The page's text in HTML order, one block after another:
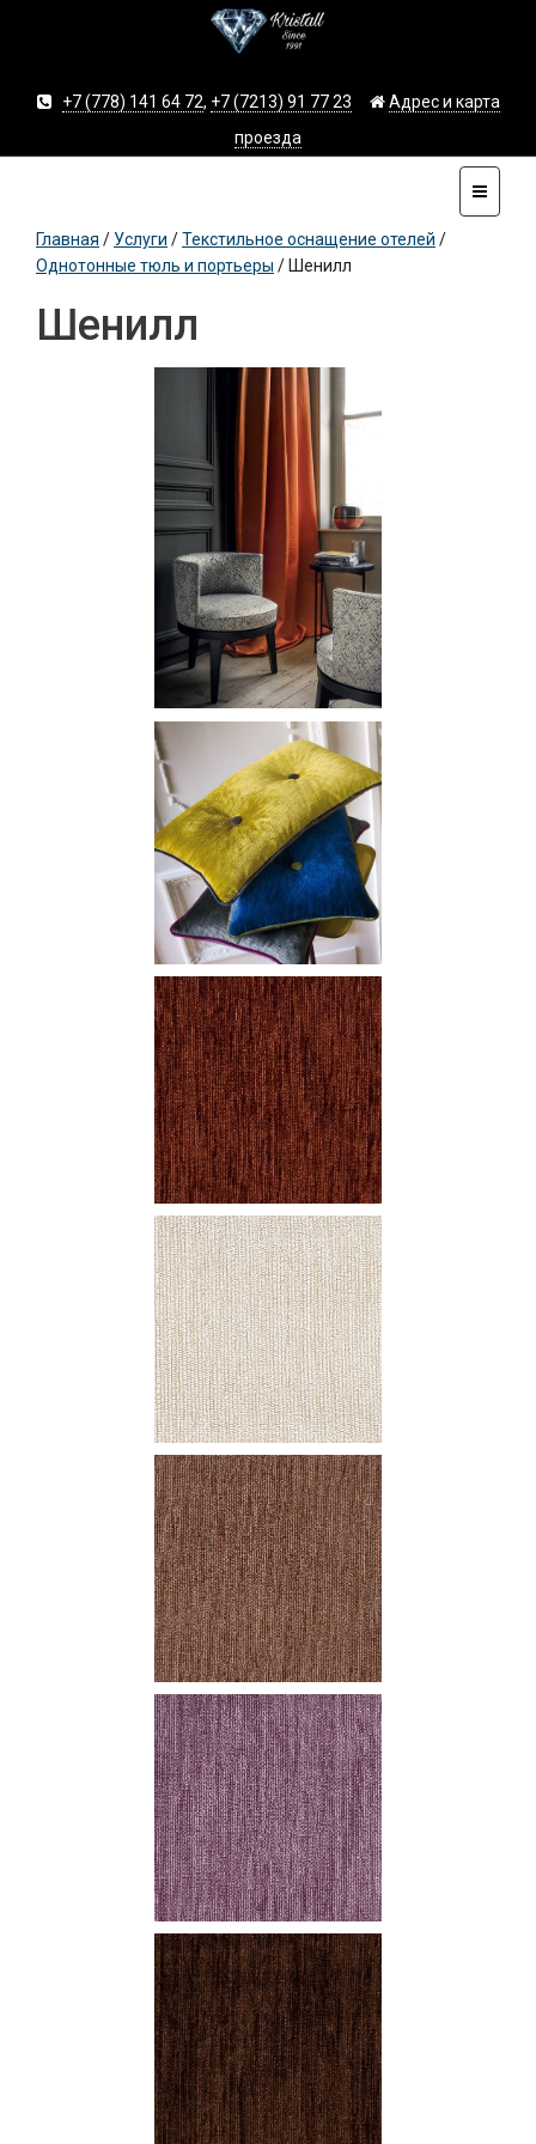
+7 (778) 141 64 72, +7 (7213) 91 77 23
Адрес и карта
проезда
Главная / Услуги /Текстильное оснащение отелей /
Однотонные тюль и портьеры / Шенилл
Шенилл